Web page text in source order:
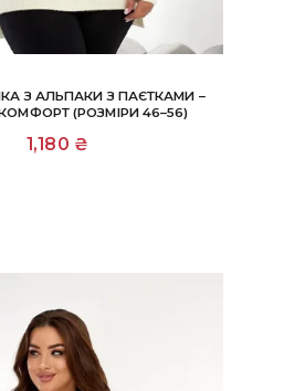
З АЛЬПАКИ З ПАЄТКАМИ –
(РОЗМІРИ 46–56)
1,180 ₴